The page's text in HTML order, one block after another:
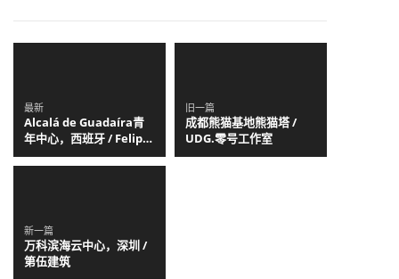
最新
Alcalá de Guadaíra青
年中心，西班牙 / Felipe
Retuerto + Dunar
Arquitectos
旧一篇
成都熊猫基地熊猫塔 /
UDG.零号工作室
新一篇
万科滨海云中心，深圳 /
第伍建筑